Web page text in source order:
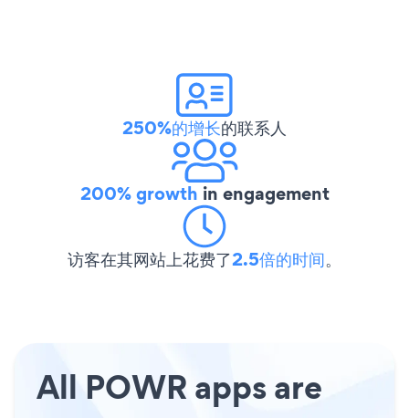
250%的增长的联系人
200% growth in engagement
访客在其网站上花费了2.5倍的时间。
All POWR apps are